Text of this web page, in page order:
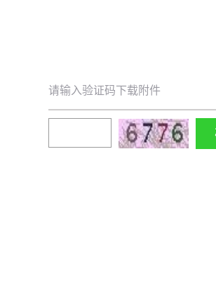
请输入验证码下载附件